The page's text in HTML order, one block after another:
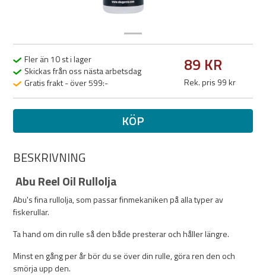
Fler än 10 st i lager
Skickas från oss nästa arbetsdag
Gratis frakt - över 599:-
89 KR
Rek. pris 99 kr
KÖP
BESKRIVNING
Abu Reel Oil Rullolja
Abu's fina rullolja, som passar finmekaniken på alla typer av
fiskerullar.
Ta hand om din rulle så den både presterar och håller längre.
Minst en gång per år bör du se över din rulle, göra ren den och
smörja upp den.